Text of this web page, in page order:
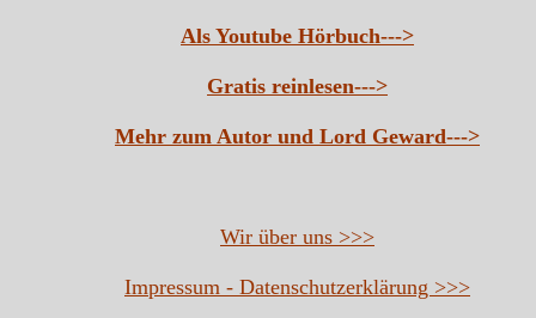
Als Youtube Hörbuch--->
Gratis reinlesen--->
Mehr zum Autor und Lord Geward--->
Wir über uns >>>
Impressum - Datenschutzerklärung >>>